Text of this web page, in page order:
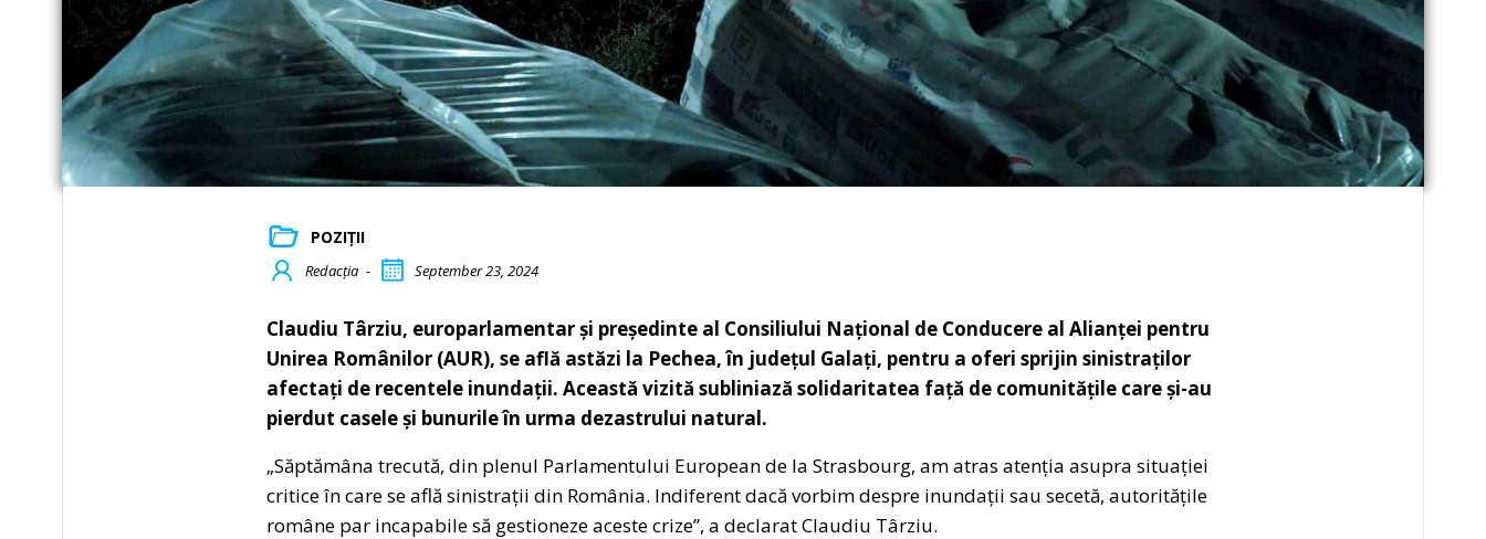
POZIȚII
Redacția - September 23, 2024
Claudiu Târziu, europarlamentar și președinte al Consiliului Național de Conducere al Alianței pentru
Unirea Românilor (AUR), se află astăzi la Pechea, în județul Galați, pentru a oferi sprijin sinistraților
afectați de recentele inundații. Această vizită subliniază solidaritatea față de comunitățile care și-au
pierdut casele și bunurile în urma dezastrului natural.
„Săptămâna trecută, din plenul Parlamentului European de la Strasbourg, am atras atenția asupra situației
critice în care se află sinistrații din România. Indiferent dacă vorbim despre inundații sau secetă, autoritățile
române par incapabile să gestioneze aceste crize”, a declarat Claudiu Târziu.